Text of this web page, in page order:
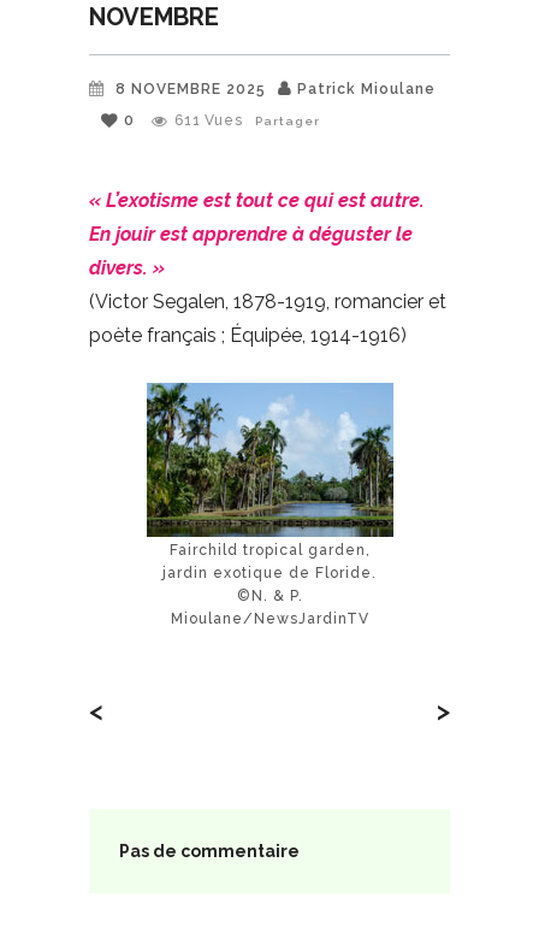
NOVEMBRE
8 NOVEMBRE 2025
Patrick Mioulane
0
611 Vues Partager
« L’exotisme est tout ce qui est autre.
En jouir est apprendre à déguster le
divers. »
(Victor Segalen, 1878-1919, romancier et
poète français ; Équipée, 1914-1916)
Fairchild tropical garden,
jardin exotique de Floride.
©N. & P.
Mioulane/NewsJardinTV
< >
Pas de commentaire